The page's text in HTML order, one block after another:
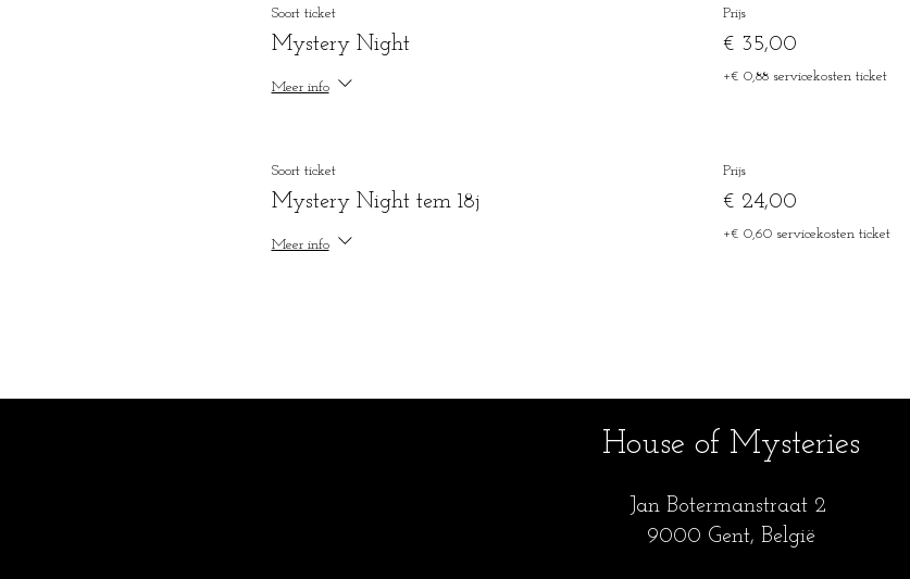
Soort ticket
Mystery Night
Meer info
Prijs
€ 35,00
+€ 0,88 servicekosten ticket
Soort ticket
Mystery Night tem 18j
Meer info
Prijs
€ 24,00
+€ 0,60 servicekosten ticket
House of Mysteries
Jan Botermanstraat 2
9000 Gent, België